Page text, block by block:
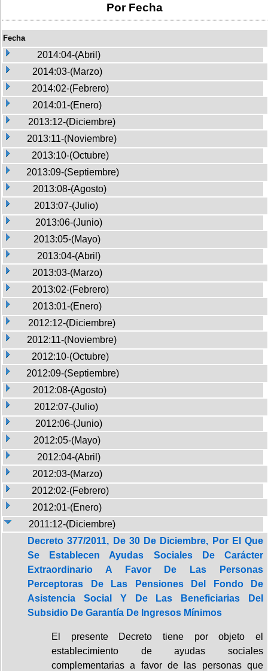
Por Fecha
Fecha
2014:04-(Abril)
2014:03-(Marzo)
2014:02-(Febrero)
2014:01-(Enero)
2013:12-(Diciembre)
2013:11-(Noviembre)
2013:10-(Octubre)
2013:09-(Septiembre)
2013:08-(Agosto)
2013:07-(Julio)
2013:06-(Junio)
2013:05-(Mayo)
2013:04-(Abril)
2013:03-(Marzo)
2013:02-(Febrero)
2013:01-(Enero)
2012:12-(Diciembre)
2012:11-(Noviembre)
2012:10-(Octubre)
2012:09-(Septiembre)
2012:08-(Agosto)
2012:07-(Julio)
2012:06-(Junio)
2012:05-(Mayo)
2012:04-(Abril)
2012:03-(Marzo)
2012:02-(Febrero)
2012:01-(Enero)
2011:12-(Diciembre)
Decreto 377/2011, De 30 De Diciembre, Por El Que
Se Establecen Ayudas Sociales De Carácter
Extraordinario A Favor De Las Personas
Perceptoras De Las Pensiones Del Fondo De
Asistencia Social Y De Las Beneficiarias Del
Subsidio De Garantía De Ingresos Mínimos
El presente Decreto tiene por objeto el
establecimiento de ayudas sociales
complementarias a favor de las personas que